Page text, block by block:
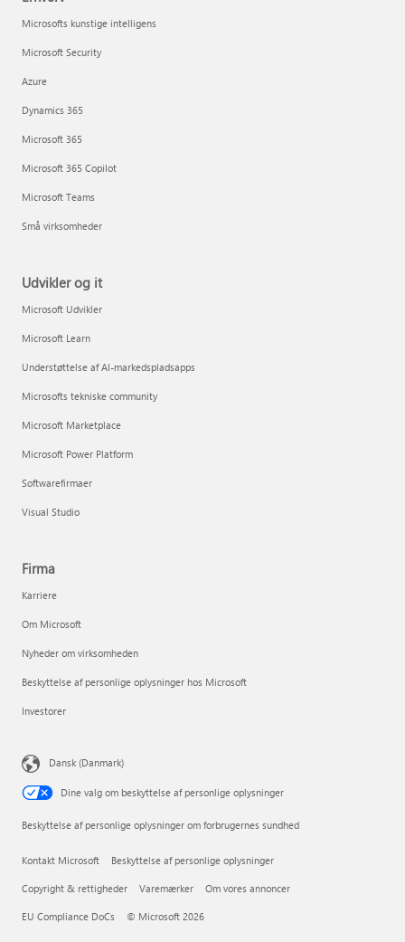
Microsofts kunstige intelligens
Microsoft Security
Azure
Dynamics 365
Microsoft 365
Microsoft 365 Copilot
Microsoft Teams
Små virksomheder
Udvikler og it
Microsoft Udvikler
Microsoft Learn
Understøttelse af AI-markedspladsapps
Microsofts tekniske community
Microsoft Marketplace
Microsoft Power Platform
Softwarefirmaer
Visual Studio
Firma
Karriere
Om Microsoft
Nyheder om virksomheden
Beskyttelse af personlige oplysninger hos Microsoft
Investorer
Dansk (Danmark)
Dine valg om beskyttelse af personlige oplysninger
Beskyttelse af personlige oplysninger om forbrugernes sundhed
Kontakt Microsoft Beskyttelse af personlige oplysninger
Copyright & rettigheder Varemærker Om vores annoncer
EU Compliance DoCs © Microsoft 2026